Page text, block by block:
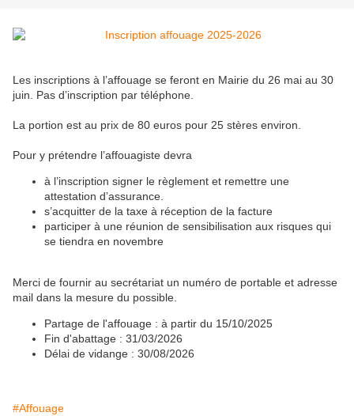
Les inscriptions à l’affouage se feront en Mairie du 26 mai au 30
juin. Pas d’inscription par téléphone.
La portion est au prix de 80 euros pour 25 stères environ.
Pour y prétendre l’affouagiste devra
à l’inscription signer le règlement et remettre une
attestation d’assurance.
s’acquitter de la taxe à réception de la facture
participer à une réunion de sensibilisation aux risques qui
se tiendra en novembre
Merci de fournir au secrétariat un numéro de portable et adresse
mail dans la mesure du possible.
Partage de l'affouage : à partir du 15/10/2025
Fin d'abattage : 31/03/2026
Délai de vidange : 30/08/2026
#Affouage